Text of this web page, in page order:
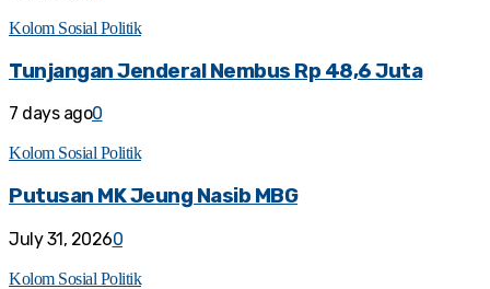
Kolom Sosial Politik
Tunjangan Jenderal Nembus Rp 48,6 Juta
7 days ago0
Kolom Sosial Politik
Putusan MK Jeung Nasib MBG
July 31, 20260
Kolom Sosial Politik